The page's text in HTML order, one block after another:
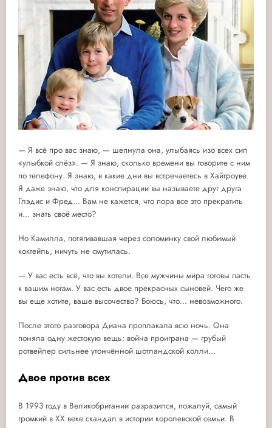
— Я всё про вас знаю, — шепнула она, улыбаясь изо всех сил
«улыбкой слёз». — Я знаю, сколько времени вы говорите с ним
по телефону. Я знаю, в какие дни вы встречаетесь в Хайгроуве.
Я даже знаю, что для конспирации вы называете друг друга
Глэдис и Фред... Вам не кажется, что пора все это прекратить
и... знать своё место?
Но Камилла, потягивавшая через соломинку свой любимый
коктейль, ничуть не смутилась.
— У вас есть всё, что вы хотели. Все мужчины мира готовы пасть
к вашим ногам. У вас есть двое прекрасных сыновей. Чего же
вы еще хотите, ваше высочество? Боюсь, что... невозможного.
После этого разговора Диана проплакала всю ночь. Она
поняла одну жестокую вещь: война проиграна — грубый
ротвейлер сильнее утончённой шотландской колли...
Двое против всех
В 1993 году в Великобритании разразился, пожалуй, самый
громкий в ХХ веке скандал в истории королевской семьи. В